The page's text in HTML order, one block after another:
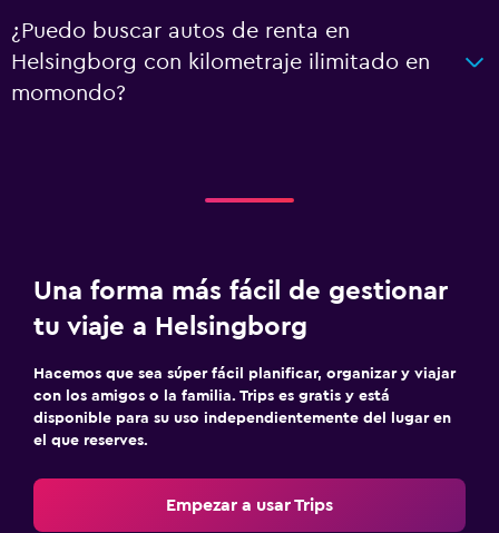
¿Puedo buscar autos de renta en
Helsingborg con kilometraje ilimitado en
momondo?
Una forma más fácil de gestionar
tu viaje a Helsingborg
Hacemos que sea súper fácil planificar, organizar y viajar
con los amigos o la familia. Trips es gratis y está
disponible para su uso independientemente del lugar en
el que reserves.
Empezar a usar Trips